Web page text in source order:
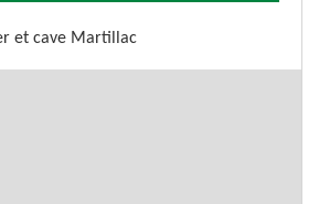
et cave Martillac